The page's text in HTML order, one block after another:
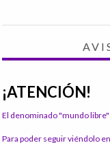
¡ATENCIÓN!
El denominado "mundo libre"
Para poder seguir viéndolo